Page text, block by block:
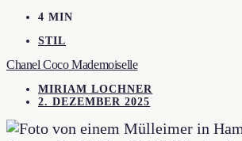
4 MIN
STIL
Chanel Coco Mademoiselle
MIRIAM LOCHNER
2. DEZEMBER 2025